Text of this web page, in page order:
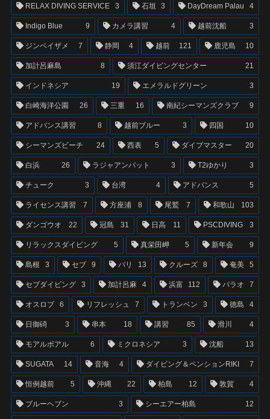
RELAX DIVING SERVICE 3 石垣 3 DayDream Palau 4
Indigo Blue 9 カメラ講習 4 越前沈船 3
ジンベイザメ 7 静岡 4 越前 121 鹿児島 10
加計呂麻島 8 須江ダイビングセンター 21
インドネシア 19 エメラルドグリーン 3
白崎海洋公園 26 三重 16 南紀シーマンズクラブ 9
アドバンス講習 8 越前ブルー 3 四国 10
シーマンズビーチ 24 西表 5 ダイブマスター 20
白浜 26 ラジャアンパット 3 T2ゆかり 3
チューク 3 台湾 4 アドバンス 5
ライセンス講習 7 方座浦 8 尾鷲 7 和歌山 103
ダンゴウオ 22 冠島 31 日高 11 PSCDIVING 3
リラックスダイビング 5 真栄田岬 5 新年会 9
島根 3 セブ 9 バリ 13 クルーズ 8 奄美 5
セブダイビング 3 加計呂麻 4 浜富 112 パラオ 7
オスロブ 6 リフレッシュ 7 トランベン 3 徳島 4
日御碕 3 串本 18 講習 85 滑川 4
モアルボアル 6 ミクロネシア 3 沈船 13
SUGATA 14 音海 4 ダイビング＆ペンションRIKI 7
恒例越前 5 沖縄 22 柏島 12 敦賀 4
ブルーヘブン 3 シーエアー柏島 12